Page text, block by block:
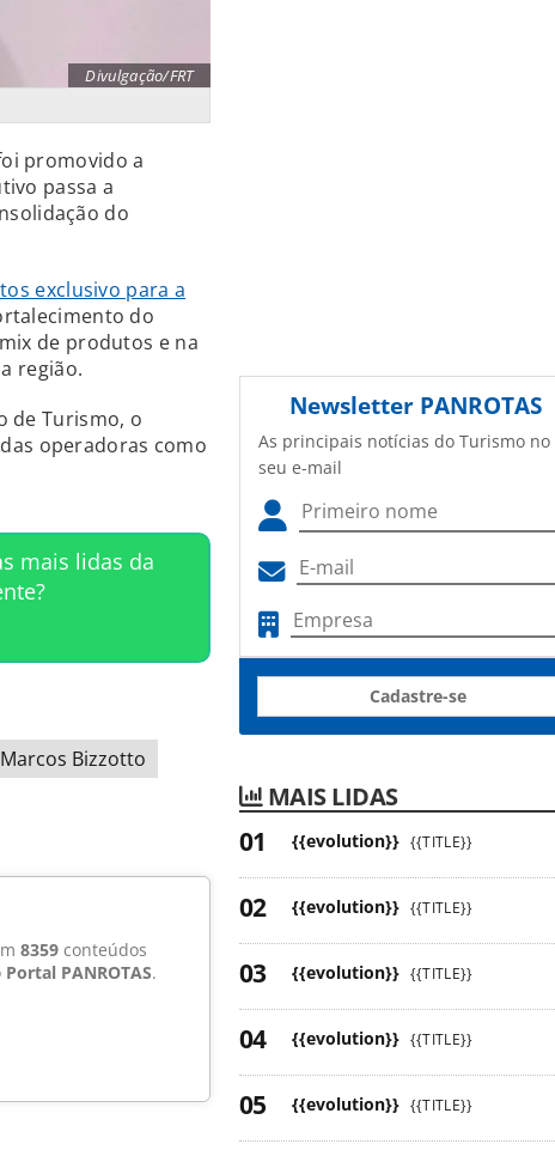
Divulgação/FRT
promovido a
passa a
do
exclusivo para a
do
de produtos e na
região.
de Turismo, o
operadoras como
mais lidas da
Marcos Bizzotto
8359 conteúdos
Portal PANROTAS.
Newsletter PANROTAS
As principais notícias do Turismo no
seu e-mail
Cadastre-se
MAIS LIDAS
{{evolution}} {{TITLE}}
{{evolution}} {{TITLE}}
{{evolution}} {{TITLE}}
{{evolution}} {{TITLE}}
{{evolution}} {{TITLE}}